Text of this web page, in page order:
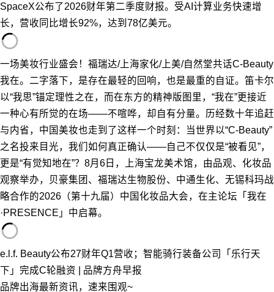
SpaceX公布了2026财年第二季度财报。受AI计算业务快速增
长，营收同比增长92%，达到78亿美元。
一场美妆行业盛会！福瑞达/上海家化/上美/自然堂共话C-Beauty
我在。二字落下，是存在最轻的回响，也是最重的自证。笛卡尔
以“我思”锚定理性之在，而在东方的精神版图里，“我在”更接近
一种心有所觉的在场——不喧哗，却自有分量。历经数十年追赶
与内省，中国美妆也走到了这样一个时刻：当世界以“C-Beauty”
之名投来目光，我们如何真正确认——自己不仅仅是“被看见”，
更是“有觉知地在”？8月6日，上海宝龙美术馆，由品观、化妆品
观察举办，贝豪集团、福瑞达生物股份、中通生化、无锡科玛战
略合作的2026（第十九届）中国化妆品大会，在主论坛「我在
·PRESENCE」中启幕。
e.l.f. Beauty公布27财年Q1营收；智能骑行装备公司「乐行天
下」完成C轮融资 | 品牌方舟早报
品牌出海最新资讯，速来围观~